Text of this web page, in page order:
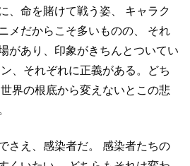
、命を賭けて戦う姿、
キャラク
メだからこそ多いものの、
それ
があり、印象がきちんとついてい
、それぞれに正義がある。どち
世界の根底から変えないとこの悲
さえ、感染者だ。
感染者たちの